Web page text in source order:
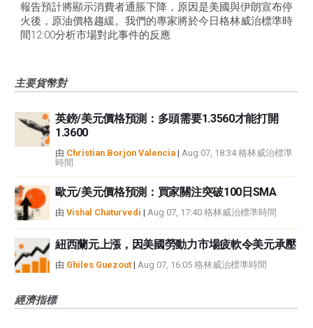
報告預計將顯示消費者通脹下降，原因是美國與伊朗宣布停
火後，原油價格趨緩。我們的專家將於今日格林威治標準時
間12:00分析市場對此事件的反應
主要貨幣對
英鎊/美元價格預測：多頭需要1.3560才能打開
1.3600
由 Christian Borjon Valencia | Aug 07, 18:34 格林威治標準
時間
歐元/美元價格預測：買家關注突破100日SMA
由 Vishal Chaturvedi | Aug 07, 17:40 格林威治標準時間
紐西蘭元上漲，因美國勞動力市場疲軟令美元承壓
由 Ghiles Guezout | Aug 07, 16:05 格林威治標準時間
經濟指標